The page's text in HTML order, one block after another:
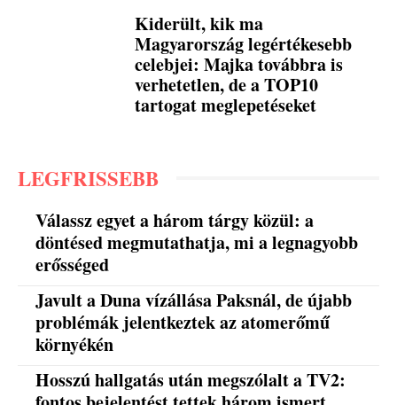
Kiderült, kik ma
Magyarország legértékesebb
celebjei: Majka továbbra is
verhetetlen, de a TOP10
tartogat meglepetéseket
LEGFRISSEBB
Válassz egyet a három tárgy közül: a
döntésed megmutathatja, mi a legnagyobb
erősséged
Javult a Duna vízállása Paksnál, de újabb
problémák jelentkeztek az atomerőmű
környékén
Hosszú hallgatás után megszólalt a TV2: